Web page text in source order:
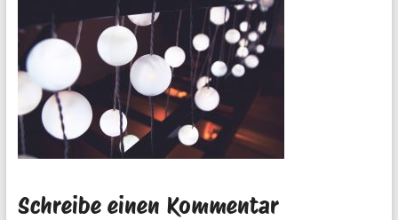
Schreibe einen Kommentar